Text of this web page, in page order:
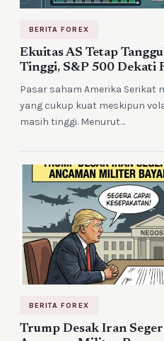
BERITA FOREX
Ekuitas AS Tetap
Tinggi, S&P 500 Dekati
Pasar saham Amerika Serikat
yang cukup kuat meskipun
masih tinggi. Menurut…
BERITA FOREX
Trump Desak Iran